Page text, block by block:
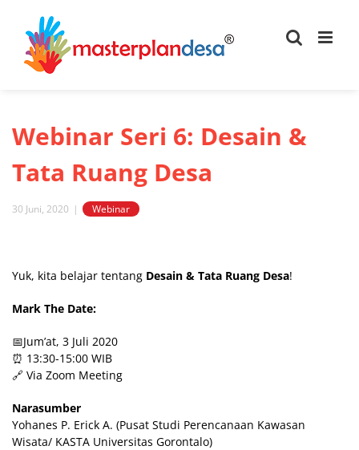
content
Webinar Seri 6: Desain &
Tata Ruang Desa
30 Juni, 2020 | Webinar
Larger
Image
Yuk, kita belajar tentang Desain & Tata Ruang Desa!
Mark The Date:
📅Jum’at, 3 Juli 2020
⏰ 13:30-15:00 WIB
🔗 Via Zoom Meeting
Narasumber
Yohanes P. Erick A. (Pusat Studi Perencanaan Kawasan
Wisata/ KASTA Universitas Gorontalo)